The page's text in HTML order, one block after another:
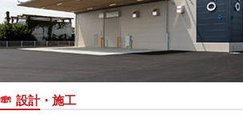
設計・施工